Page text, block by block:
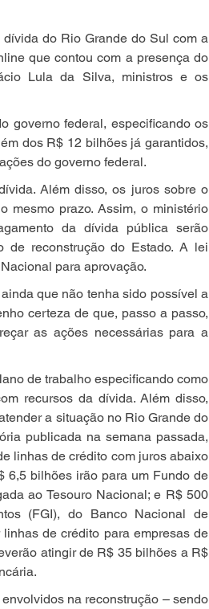
do Rio Grande do Sul com a
que contou com a presença do
Lula da Silva, ministros e os
governo federal, especificando os
dos R$ 12 bilhões já garantidos,
do governo federal.
Além disso, os juros sobre o
mesmo prazo. Assim, o ministério
da dívida pública serão
de reconstrução do Estado. A lei
para aprovação.
que não tenha sido possível a
certeza de que, passo a passo,
as ações necessárias para a
de trabalho especificando como
recursos da dívida. Além disso,
a situação no Rio Grande do
publicada na semana passada,
linhas de crédito com juros abaixo
6,5 bilhões irão para um Fundo de
ao Tesouro Nacional; e R$ 500
(FGI), do Banco Nacional de
de crédito para empresas de
atingir de R$ 35 bilhões a R$
na reconstrução – sendo